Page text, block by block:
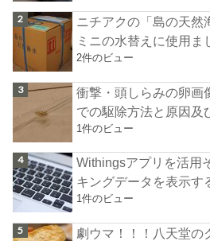
ニチアクの「島の天然
ミニの水替えに使用ま
2件のビュー
衝撃・頭しらみの卵画
での駆除方法と原因及
1件のビュー
Withingsアプリを活用
キングデータを表示す
1件のビュー
劇ウマ！！！八天堂の